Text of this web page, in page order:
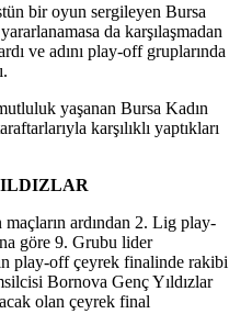
bir oyun sergileyen Bursa
da karşılaşmadan
ve adını play-off gruplarında
yaşanan Bursa Kadın
karşılıklı yaptıkları
ardından 2. Lig play-
göre 9. Grubu lider
play-off çeyrek finalinde rakibi
Bornova Genç Yıldızlar
olan çeyrek final